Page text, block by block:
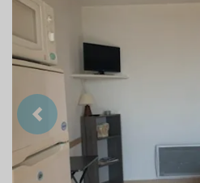
Précedent